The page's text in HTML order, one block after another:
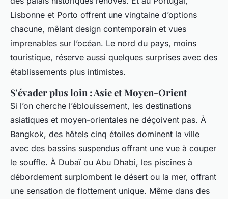
Lisbonne et Porto offrent une vingtaine d’options
chacune, mêlant design contemporain et vues
imprenables sur l’océan. Le nord du pays, moins
touristique, réserve aussi quelques surprises avec des
établissements plus intimistes.
S'évader plus loin : Asie et Moyen-Orient
Si l’on cherche l’éblouissement, les destinations
asiatiques et moyen-orientales ne déçoivent pas. À
Bangkok, des hôtels cinq étoiles dominent la ville
avec des bassins suspendus offrant une vue à couper
le souffle. À Dubaï ou Abu Dhabi, les piscines à
débordement surplombent le désert ou la mer, offrant
une sensation de flottement unique. Même dans des